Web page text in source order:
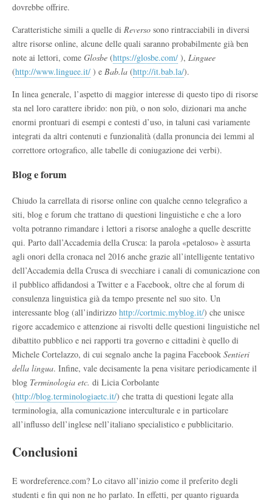
dovrebbe offrire.
Caratteristiche simili a quelle di Reverso sono rintracciabili in diversi
altre risorse online, alcune delle quali saranno probabilmente già ben
note ai lettori, come Glosbe (https://glosbe.com/ ), Linguee
(http://www.linguee.it/ ) e Bab.la (http://it.bab.la/).
In linea generale, l’aspetto di maggior interesse di questo tipo di risorse
sta nel loro carattere ibrido: non più, o non solo, dizionari ma anche
enormi prontuari di esempi e contesti d’uso, in taluni casi variamente
integrati da altri contenuti e funzionalità (dalla pronuncia dei lemmi al
correttore ortografico, alle tabelle di coniugazione dei verbi).
Blog e forum
Chiudo la carrellata di risorse online con qualche cenno telegrafico a
siti, blog e forum che trattano di questioni linguistiche e che a loro
volta potranno rimandare i lettori a risorse analoghe a quelle descritte
qui. Parto dall’Accademia della Crusca: la parola «petaloso» è assurta
agli onori della cronaca nel 2016 anche grazie all’intelligente tentativo
dell’Accademia della Crusca di svecchiare i canali di comunicazione con
il pubblico affidandosi a Twitter e a Facebook, oltre che al forum di
consulenza linguistica già da tempo presente nel suo sito. Un
interessante blog (all’indirizzo http://cortmic.myblog.it/) che unisce
rigore accademico e attenzione ai risvolti delle questioni linguistiche nel
dibattito pubblico e nei rapporti tra governo e cittadini è quello di
Michele Cortelazzo, di cui segnalo anche la pagina Facebook Sentieri
della lingua. Infine, vale decisamente la pena visitare periodicamente il
blog Terminologia etc. di Licia Corbolante
(http://blog.terminologiaetc.it/) che tratta di questioni legate alla
terminologia, alla comunicazione interculturale e in particolare
all’influsso dell’inglese nell’italiano specialistico e pubblicitario.
Conclusioni
E wordreference.com? Lo citavo all’inizio come il preferito degli
studenti e fin qui non ne ho parlato. In effetti, per quanto riguarda